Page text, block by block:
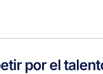
por el